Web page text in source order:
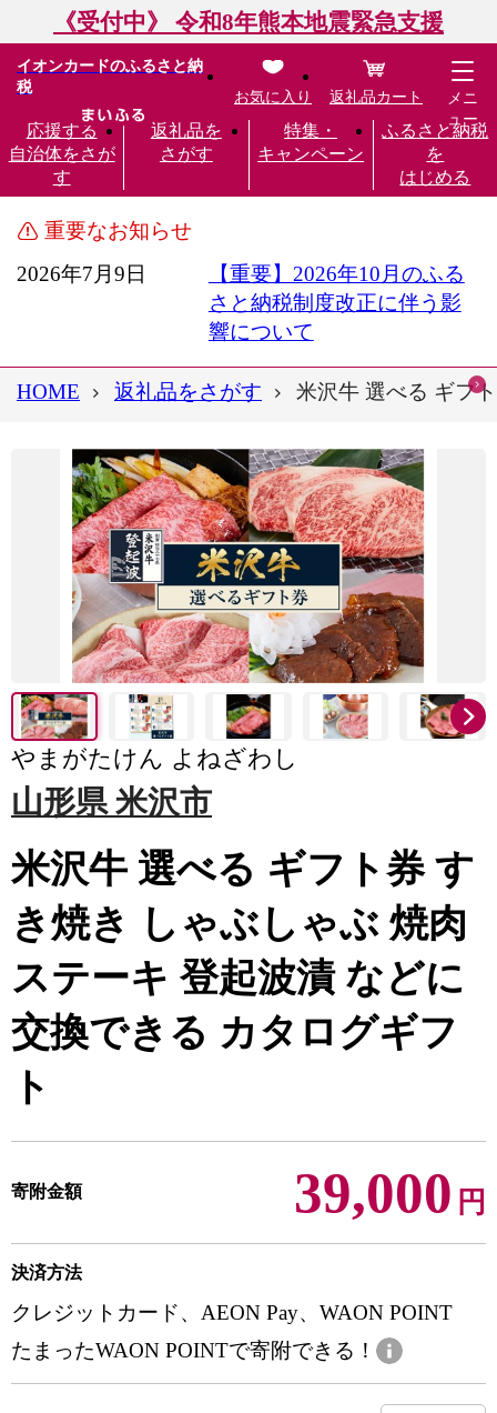
《受付中》 令和8年熊本地震緊急支援
イオンカードのふるさと納
税
応援する
自治体をさが
す
返礼品を
さがす
特集・
キャンペーン
ふるさと納税
を
はじめる
お気に入り 返礼品カート
メニ
ュー
重要なお知らせ
2026年7月9日
【重要】2026年10月のふる
さと納税制度改正に伴う影
響について
HOME 返礼品をさがす 米沢牛 選べる ギフ
やまがたけん よねざわし
山形県 米沢市
米沢牛 選べる ギフト券 す
き焼き しゃぶしゃぶ 焼肉
ステーキ 登起波漬 などに
交換できる カタログギフ
ト
寄附金額 39,000 円
決済方法
クレジットカード、AEON Pay、WAON POINT
たまったWAON POINTで寄附できる！